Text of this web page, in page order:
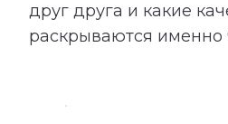
друг друга и какие
раскрываются именно